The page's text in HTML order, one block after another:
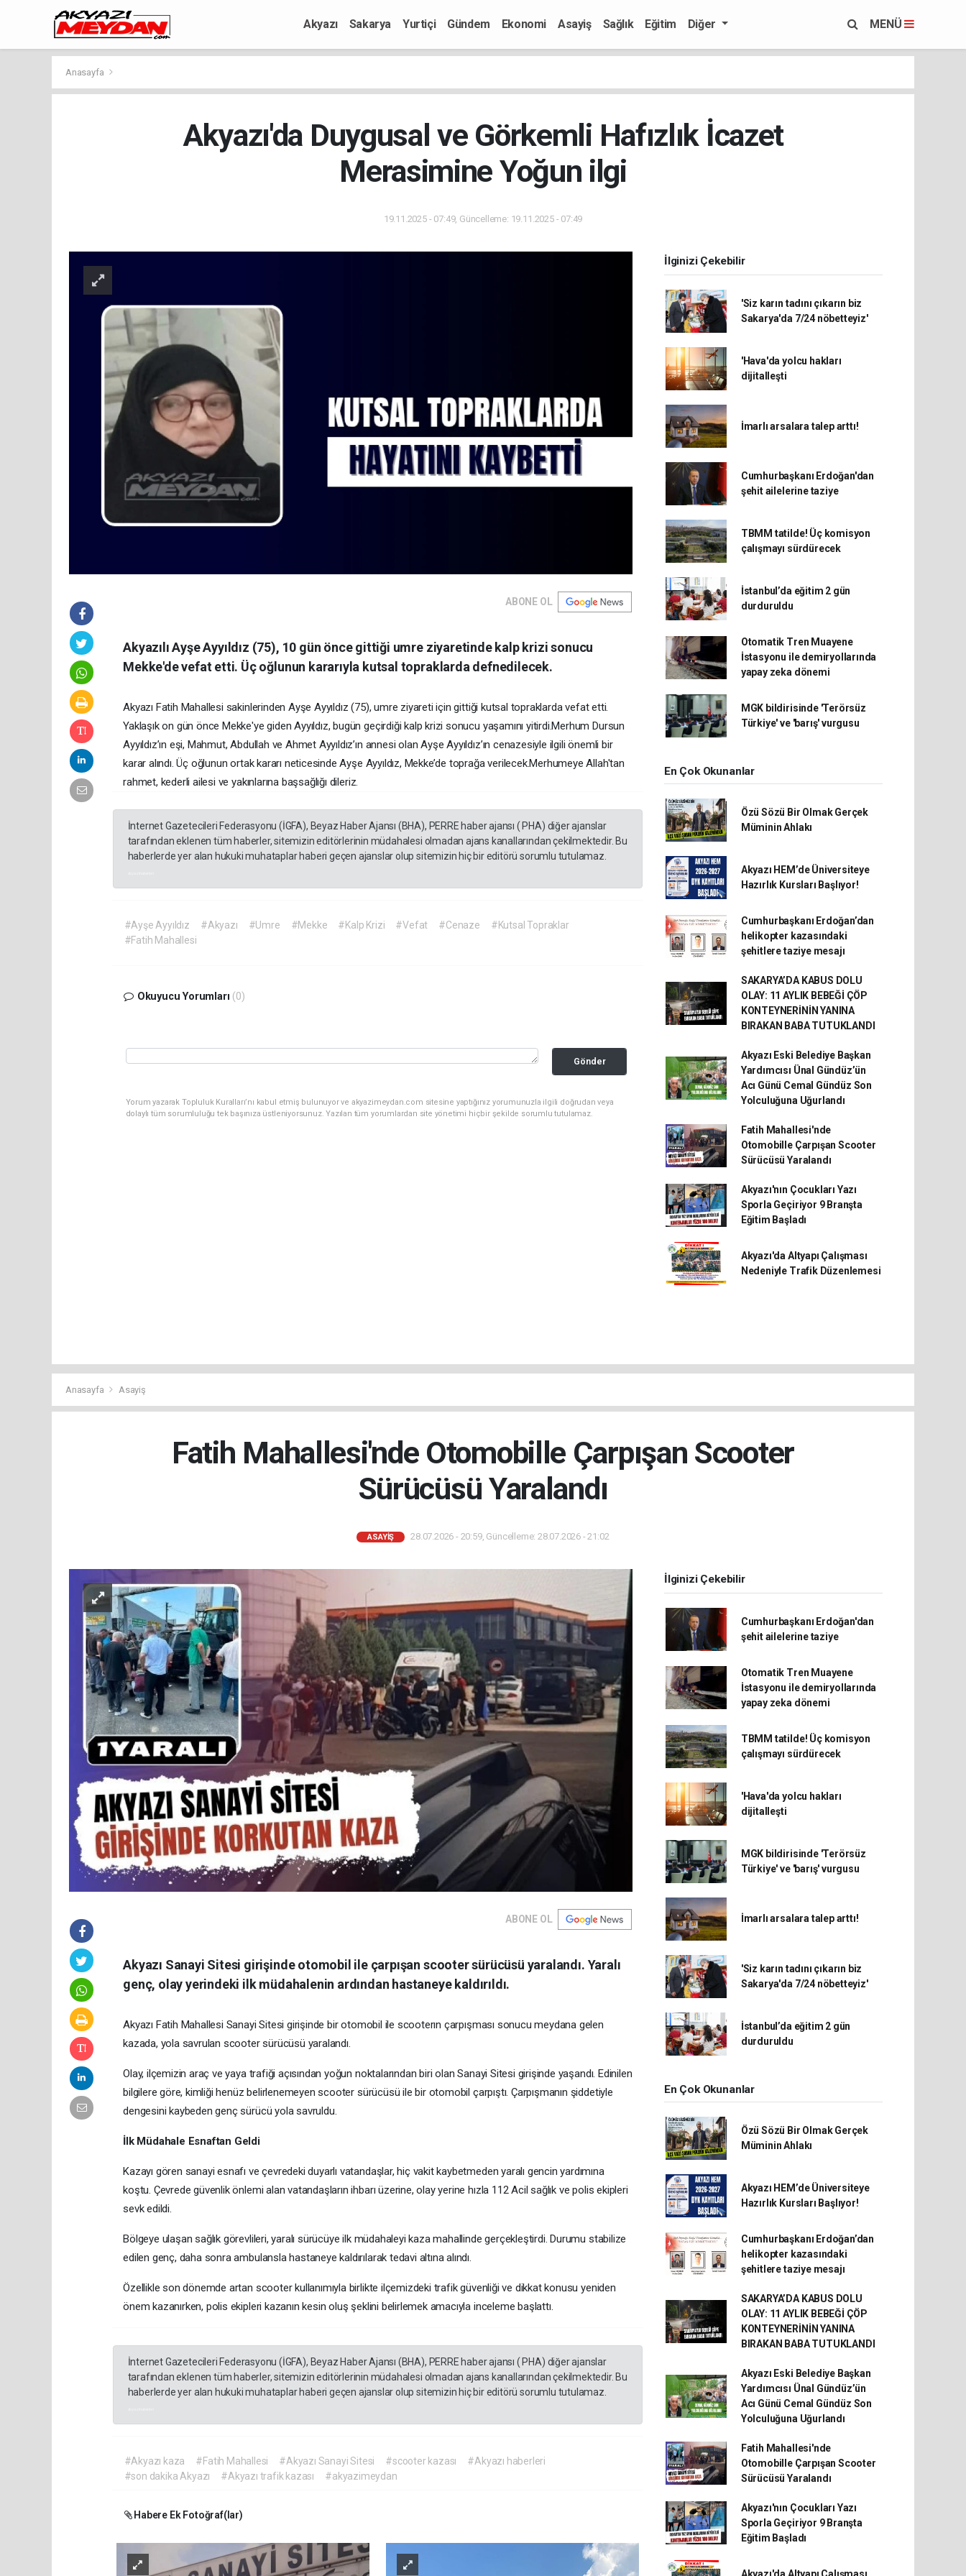
Akyazı Sakarya Yurtiçi Gündem Ekonomi Asayiş Sağlık Eğitim Diğer MENÜ
Anasayfa
Akyazı'da Duygusal ve Görkemli Hafızlık İcazet
Merasimine Yoğun ilgi
19.11.2025 - 07:49, Güncelleme: 19.11.2025 - 07:49
ABONE OL
Akyazılı Ayşe Ayyıldız (75), 10 gün önce gittiği umre ziyaretinde kalp krizi sonucu
Mekke'de vefat etti. Üç oğlunun kararıyla kutsal topraklarda defnedilecek.
Akyazı Fatih Mahallesi sakinlerinden Ayşe Ayyıldız (75), umre ziyareti için gittiği kutsal topraklarda vefat etti. ​
Yaklaşık on gün önce Mekke'ye giden Ayyıldız, bugün geçirdiği kalp krizi sonucu yaşamını yitirdi. ​Merhum Dursun
Ayyıldız’ın eşi, Mahmut, Abdullah ve Ahmet Ayyıldız’ın annesi olan Ayşe Ayyıldız’ın cenazesiyle ilgili önemli bir
karar alındı. Üç oğlunun ortak kararı neticesinde Ayşe Ayyıldız, Mekke’de toprağa verilecek. ​Merhumeye Allah'tan
rahmet, kederli ailesi ve yakınlarına başsağlığı dileriz.
İnternet Gazetecileri Federasyonu (İGFA), Beyaz Haber Ajansı (BHA), PERRE haber ajansı ( PHA) diğer ajanslar
tarafından eklenen tüm haberler, sitemizin editörlerinin müdahalesi olmadan ajans kanallarından çekilmektedir. Bu
haberlerde yer alan hukuki muhataplar haberi geçen ajanslar olup sitemizin hiç bir editörü sorumlu tutulamaz.
#Ayşe Ayyıldız #Akyazı #Umre #Mekke #Kalp Krizi #Vefat #Cenaze
#Kutsal Topraklar
#Fatih Mahallesi
Okuyucu Yorumları (0)
Gönder
Yorum yazarak Topluluk Kuralları’nı kabul etmiş bulunuyor ve akyazimeydan.com sitesine yaptığınız yorumunuzla ilgili doğrudan veya
dolaylı tüm sorumluluğu tek başınıza üstleniyorsunuz. Yazılan tüm yorumlardan site yönetimi hiçbir şekilde sorumlu tutulamaz.
İlginizi Çekebilir
'Siz karın tadını çıkarın biz
Sakarya'da 7/24 nöbetteyiz'
'Hava'da yolcu hakları
dijitalleşti
İmarlı arsalara talep arttı!
Cumhurbaşkanı Erdoğan'dan
şehit ailelerine taziye
TBMM tatilde! Üç komisyon
çalışmayı sürdürecek
İstanbul’da eğitim 2 gün
durduruldu
Otomatik Tren Muayene
İstasyonu ile demiryollarında
yapay zeka dönemi
MGK bildirisinde 'Terörsüz
Türkiye' ve 'barış' vurgusu
En Çok Okunanlar
Özü Sözü Bir Olmak Gerçek
Müminin Ahlakı
Akyazı HEM’de Üniversiteye
Hazırlık Kursları Başlıyor!
Cumhurbaşkanı Erdoğan’dan
helikopter kazasındaki
şehitlere taziye mesajı
SAKARYA’DA KABUS DOLU
OLAY: 11 AYLIK BEBEĞİ ÇÖP
KONTEYNERİNİN YANINA
BIRAKAN BABA TUTUKLANDI
Akyazı Eski Belediye Başkan
Yardımcısı Ünal Gündüz’ün
Acı Günü Cemal Gündüz Son
Yolculuğuna Uğurlandı
Fatih Mahallesi'nde
Otomobille Çarpışan Scooter
Sürücüsü Yaralandı
Akyazı'nın Çocukları Yazı
Sporla Geçiriyor 9 Branşta
Eğitim Başladı
Akyazı'da Altyapı Çalışması
Nedeniyle Trafik Düzenlemesi
Anasayfa Asayiş
Fatih Mahallesi'nde Otomobille Çarpışan Scooter
Sürücüsü Yaralandı
ASAYIŞ 28.07.2026 - 20:59, Güncelleme: 28.07.2026 - 21:02
ABONE OL
Akyazı Sanayi Sitesi girişinde otomobil ile çarpışan scooter sürücüsü yaralandı. Yaralı
genç, olay yerindeki ilk müdahalenin ardından hastaneye kaldırıldı.
Akyazı Fatih Mahallesi Sanayi Sitesi girişinde bir otomobil ile scooterın çarpışması sonucu meydana gelen
kazada, yola savrulan scooter sürücüsü yaralandı.
Olay, ilçemizin araç ve yaya trafiği açısından yoğun noktalarından biri olan Sanayi Sitesi girişinde yaşandı. Edinilen
bilgilere göre, kimliği henüz belirlenemeyen scooter sürücüsü ile bir otomobil çarpıştı. Çarpışmanın şiddetiyle
dengesini kaybeden genç sürücü yola savruldu.
İlk Müdahale Esnaftan Geldi
Kazayı gören sanayi esnafı ve çevredeki duyarlı vatandaşlar, hiç vakit kaybetmeden yaralı gencin yardımına
koştu. Çevrede güvenlik önlemi alan vatandaşların ihbarı üzerine, olay yerine hızla 112 Acil sağlık ve polis ekipleri
sevk edildi.
Bölgeye ulaşan sağlık görevlileri, yaralı sürücüye ilk müdahaleyi kaza mahallinde gerçekleştirdi. Durumu stabilize
edilen genç, daha sonra ambulansla hastaneye kaldırılarak tedavi altına alındı.
Özellikle son dönemde artan scooter kullanımıyla birlikte ilçemizdeki trafik güvenliği ve dikkat konusu yeniden
önem kazanırken, polis ekipleri kazanın kesin oluş şeklini belirlemek amacıyla inceleme başlattı.
İnternet Gazetecileri Federasyonu (İGFA), Beyaz Haber Ajansı (BHA), PERRE haber ajansı ( PHA) diğer ajanslar
tarafından eklenen tüm haberler, sitemizin editörlerinin müdahalesi olmadan ajans kanallarından çekilmektedir. Bu
haberlerde yer alan hukuki muhataplar haberi geçen ajanslar olup sitemizin hiç bir editörü sorumlu tutulamaz.
#Akyazı kaza #Fatih Mahallesi #Akyazı Sanayi Sitesi #scooter kazası
#Akyazı haberleri
#son dakika Akyazı
#Akyazı trafik kazası #akyazimeydan
Habere Ek Fotoğraf(lar)
İlginizi Çekebilir
Cumhurbaşkanı Erdoğan'dan
şehit ailelerine taziye
Otomatik Tren Muayene
İstasyonu ile demiryollarında
yapay zeka dönemi
TBMM tatilde! Üç komisyon
çalışmayı sürdürecek
'Hava'da yolcu hakları
dijitalleşti
MGK bildirisinde 'Terörsüz
Türkiye' ve 'barış' vurgusu
İmarlı arsalara talep arttı!
'Siz karın tadını çıkarın biz
Sakarya'da 7/24 nöbetteyiz'
İstanbul’da eğitim 2 gün
durduruldu
En Çok Okunanlar
Özü Sözü Bir Olmak Gerçek
Müminin Ahlakı
Akyazı HEM’de Üniversiteye
Hazırlık Kursları Başlıyor!
Cumhurbaşkanı Erdoğan’dan
helikopter kazasındaki
şehitlere taziye mesajı
SAKARYA’DA KABUS DOLU
OLAY: 11 AYLIK BEBEĞİ ÇÖP
KONTEYNERİNİN YANINA
BIRAKAN BABA TUTUKLANDI
Akyazı Eski Belediye Başkan
Yardımcısı Ünal Gündüz’ün
Acı Günü Cemal Gündüz Son
Yolculuğuna Uğurlandı
Fatih Mahallesi'nde
Otomobille Çarpışan Scooter
Sürücüsü Yaralandı
Akyazı'nın Çocukları Yazı
Sporla Geçiriyor 9 Branşta
Eğitim Başladı
Akyazı'da Altyapı Çalışması